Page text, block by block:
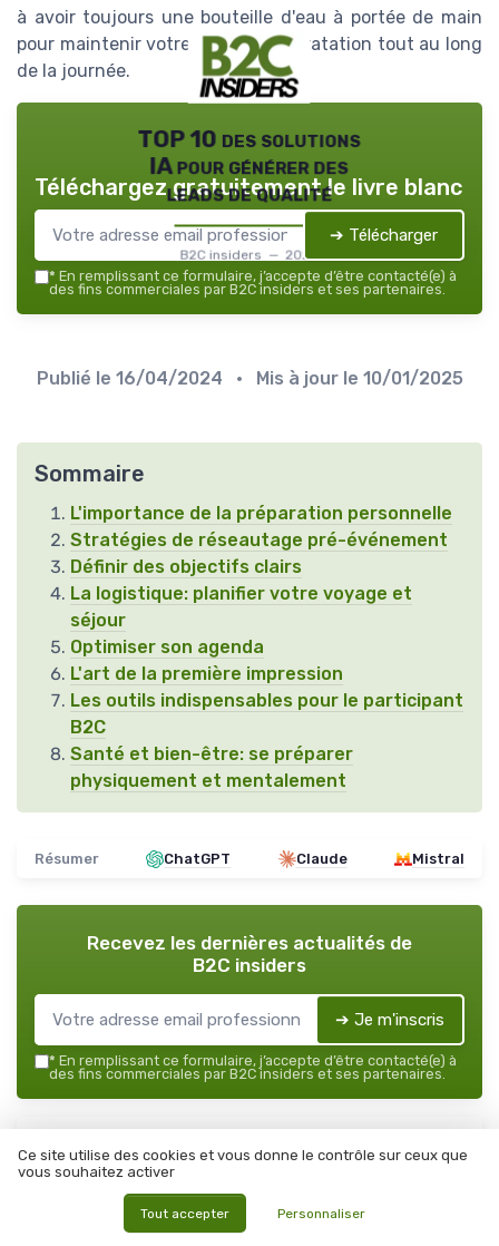
à avoir toujours une bouteille d'eau à portée de main
pour maintenir votre niveau d'hydratation tout au long
de la journée.
TOP 10 des solutions
IA pour générer des
leads de qualité
B2C insiders — 2026
Téléchargez gratuitement le livre blanc
➔ Télécharger
* En remplissant ce formulaire, j’accepte d’être contacté(e) à
des fins commerciales par B2C insiders et ses partenaires.
Publié le 16/04/2024 • Mis à jour le 10/01/2025
Sommaire
L'importance de la préparation personnelle
Stratégies de réseautage pré-événement
Définir des objectifs clairs
La logistique: planifier votre voyage et
séjour
Optimiser son agenda
L'art de la première impression
Les outils indispensables pour le participant
B2C
Santé et bien-être: se préparer
physiquement et mentalement
Résumer ChatGPT Claude Mistral
Recevez les dernières actualités de
B2C insiders
➔ Je m'inscris
* En remplissant ce formulaire, j’accepte d’être contacté(e) à
des fins commerciales par B2C insiders et ses partenaires.
Ajoutez-nous à vos sources préférées sur Google
Parole d'experts
Ce site utilise des cookies et vous donne le contrôle sur ceux que
vous souhaitez activer
Tout accepter Personnaliser